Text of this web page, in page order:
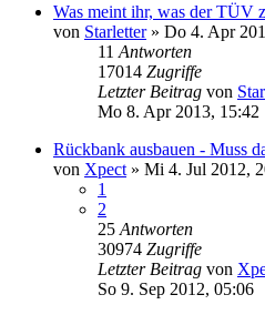
Was meint ihr, was der TÜV
von Starletter» Do 4. Apr
11 Antworten
17014 Zugriffe
Letzter Beitrag von
Mo 8. Apr 2013, 15:42
Rückbank ausbauen - Muss
von Xpect » Mi 4. Jul 2012,
1
2
25 Antworten
30974 Zugriffe
Letzter Beitrag von
So 9. Sep 2012, 05:06